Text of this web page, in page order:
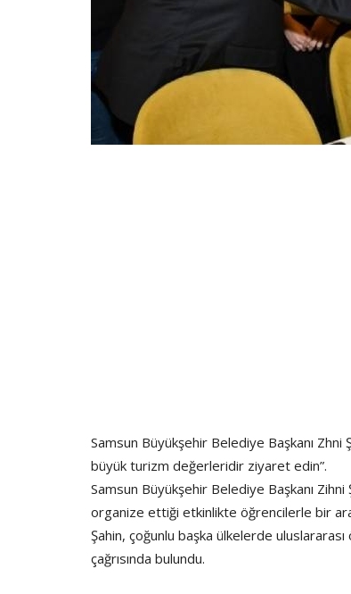
Samsun Büyükşehir Belediye Başkanı Zhni
büyük turizm değerleridir ziyaret edin”.
Samsun Büyükşehir Belediye Başkanı
organize ettiği etkinlikte öğrencilerle bir
Şahin, çoğunlu başka ülkelerde
çağrısında bulundu.